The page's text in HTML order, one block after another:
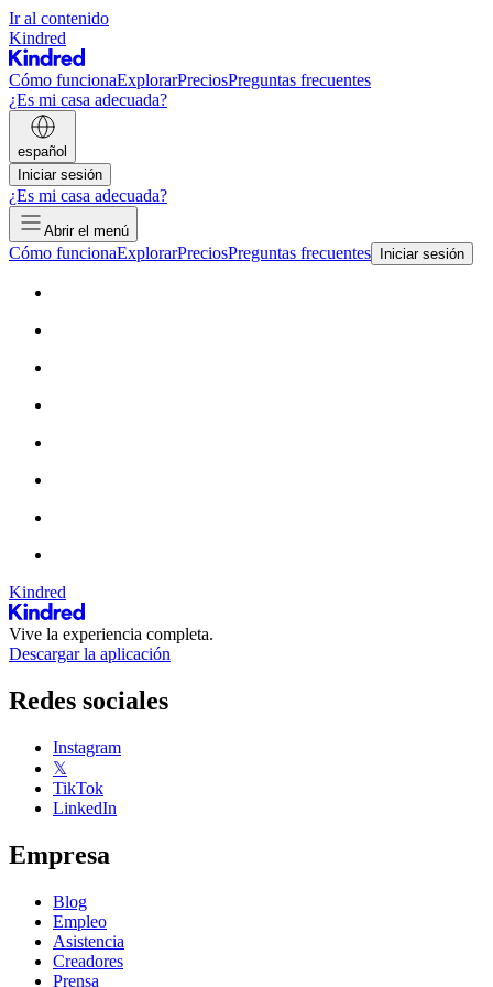
Ir al contenido
Kindred
Cómo funcionaExplorarPreciosPreguntas frecuentes
¿Es mi casa adecuada?
español
Iniciar sesión
¿Es mi casa adecuada?
Abrir el menú
Cómo funcionaExplorarPreciosPreguntas frecuentes Iniciar sesión
Kindred
Vive la experiencia completa.
Descargar la aplicación
Redes sociales
Instagram
𝕏
TikTok
LinkedIn
Empresa
Blog
Empleo
Asistencia
Creadores
Prensa